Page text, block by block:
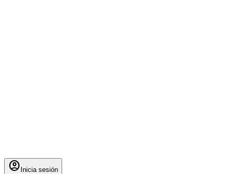
account_circle Inicia sesión